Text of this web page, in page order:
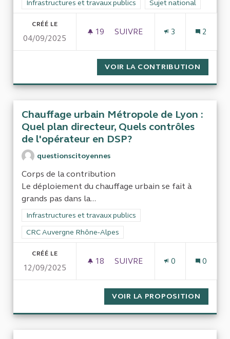
Filtrer les résultats de la catégorie : Infrastructures et
Infrastructures et travaux publics Filtrer les résultats
Sujet national
CRÉÉ LE
04/09/2025
19 19 ABONNÉS
SUIVRE
3 2
VOIR LA CONTRIBUTION
Chauffage urbain Métropole de Lyon :
Quel plan directeur, Quels contrôles
de l'opérateur en DSP?
questionscitoyennes
Corps de la contribution
Le déploiement du chauffage urbain se fait à
grands pas dans la...
Filtrer les résultats de la catégorie : Infrastructures et
Infrastructures et travaux publics
Filtrer les résultats pour le secteur : CRC Auvergne Rhône-
CRC Auvergne Rhône-Alpes
CRÉÉ LE
12/09/2025
18 18 ABONNÉS
SUIVRE
0 0
VOIR LA PROPOSITION